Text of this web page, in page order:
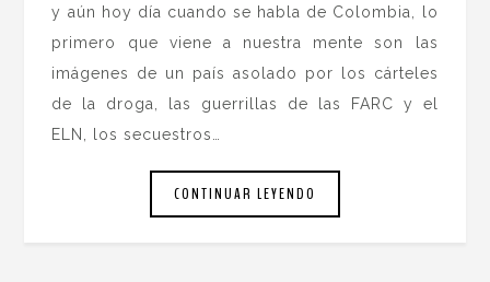
y aún hoy día cuando se habla de Colombia, lo
primero que viene a nuestra mente son las
imágenes de un país asolado por los cárteles
de la droga, las guerrillas de las FARC y el
ELN, los secuestros…
CONTINUAR LEYENDO